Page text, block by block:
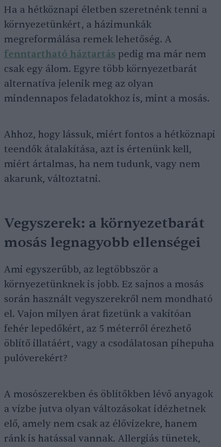
Ha a hétköznapi életben szeretnénk tenni a
környezetünkért, a házimunkák
megreformálása remek lehetőség. A
fenntartható háztartás pedig ma már nem
csak egy álom. Egyre több környezetbarát
alternatíva jelenik meg az olyan
mindennapos feladatokhoz is, mint a mosás.
Ahhoz, hogy lássuk, miért fontos a hétköznapi
teendők átalakítása, azt is értenünk kell,
miért ártalmas, ha nem tudunk, vagy nem
akarunk, változtatni.
Vegyszerek: a környezetbarát
mosás legnagyobb ellenségei
Ami egyszerűbb, az legtöbbször a
környezetünknek is jobb. Ez sajnos a mosás
során használt vegyszerekről nem mondható
el. Vajon milyen árat fizetünk a vakítóan
fehér lepedőkért, az 5 méterről érezhető
öblítő illatáért, vagy a csodálatosan pihepuha
pulóverekért?
A mosószerekben és öblítőkben lévő anyagok
a vízbe jutva olyan változásokat idézhetnek
elő, amely nem csak az élővizekre, hanem
ránk is hatással vannak. Allergiás tünetek,